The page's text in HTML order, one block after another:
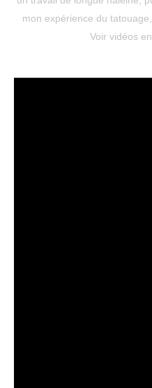
mon expérience du
Voir vidéos